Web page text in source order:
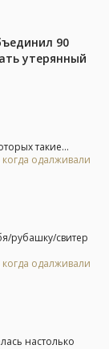
90
утерянный
такие...
одалживали
рубашку/свитер
одалживали
настолько